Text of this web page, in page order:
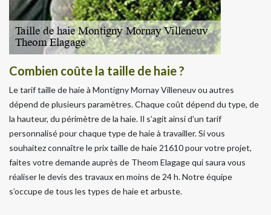
Combien coûte la taille de haie ?
Le tarif taille de haie à Montigny Mornay Villeneuv ou autres
dépend de plusieurs paramètres. Chaque coût dépend du type, de
la hauteur, du périmètre de la haie. Il s’agit ainsi d’un tarif
personnalisé pour chaque type de haie à travailler. Si vous
souhaitez connaître le prix taille de haie 21610 pour votre projet,
faites votre demande auprès de Theom Elagage qui saura vous
réaliser le devis des travaux en moins de 24 h. Notre équipe
s’occupe de tous les types de haie et arbuste.